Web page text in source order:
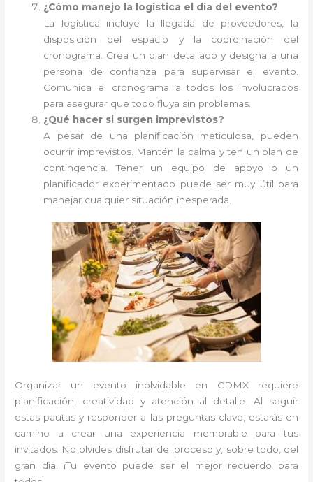
¿Cómo manejo la logística el día del evento?
La logística incluye la llegada de proveedores, la
disposición del espacio y la coordinación del
cronograma. Crea un plan detallado y designa a una
persona de confianza para supervisar el evento.
Comunica el cronograma a todos los involucrados
para asegurar que todo fluya sin problemas.
¿Qué hacer si surgen imprevistos?
A pesar de una planificación meticulosa, pueden
ocurrir imprevistos. Mantén la calma y ten un plan de
contingencia. Tener un equipo de apoyo o un
planificador experimentado puede ser muy útil para
manejar cualquier situación inesperada.
Organizar un evento inolvidable en CDMX requiere
planificación, creatividad y atención al detalle. Al seguir
estas pautas y responder a las preguntas clave, estarás en
camino a crear una experiencia memorable para tus
invitados. No olvides disfrutar del proceso y, sobre todo, del
gran día. ¡Tu evento puede ser el mejor recuerdo para